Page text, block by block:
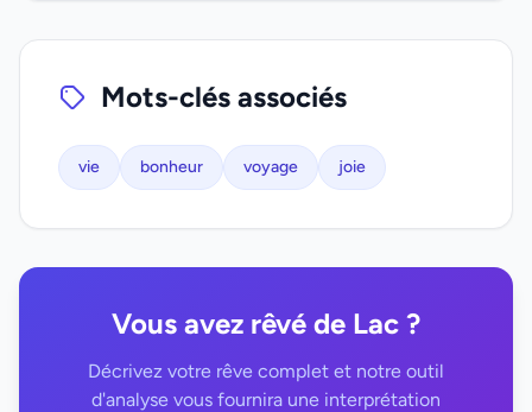
Mots-clés associés
vie bonheur voyage joie
Vous avez rêvé de Lac ?
Décrivez votre rêve complet et notre outil
d'analyse vous fournira une interprétation